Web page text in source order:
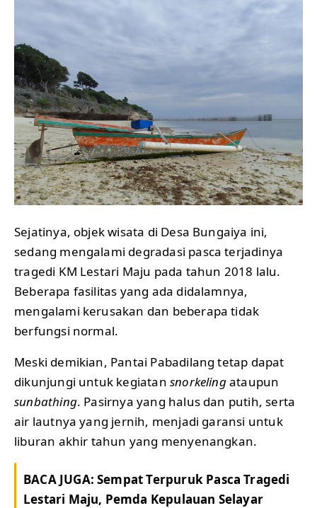
Sejatinya, objek wisata di Desa Bungaiya ini,
sedang mengalami degradasi pasca terjadinya
tragedi KM Lestari Maju pada tahun 2018 lalu.
Beberapa fasilitas yang ada didalamnya,
mengalami kerusakan dan beberapa tidak
berfungsi normal.
Meski demikian, Pantai Pabadilang tetap dapat
dikunjungi untuk kegiatan snorkelingataupun
sunbathing. Pasirnya yang halus dan putih, serta
air lautnya yang jernih, menjadi garansi untuk
liburan akhir tahun yang menyenangkan.
BACA JUGA:Sempat Terpuruk Pasca Tragedi
Lestari Maju, Pemda Kepulauan Selayar